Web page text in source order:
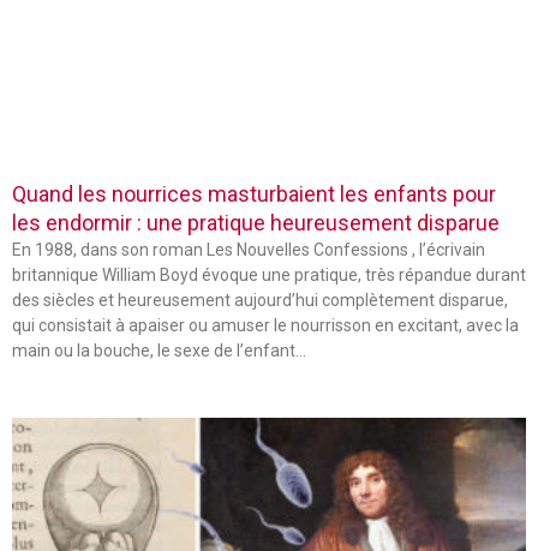
Quand les nourrices masturbaient les enfants pour
les endormir : une pratique heureusement disparue
En 1988, dans son roman Les Nouvelles Confessions , l’écrivain
britannique William Boyd évoque une pratique, très répandue durant
des siècles et heureusement aujourd’hui complètement disparue,
qui consistait à apaiser ou amuser le nourrisson en excitant, avec la
main ou la bouche, le sexe de l’enfant…